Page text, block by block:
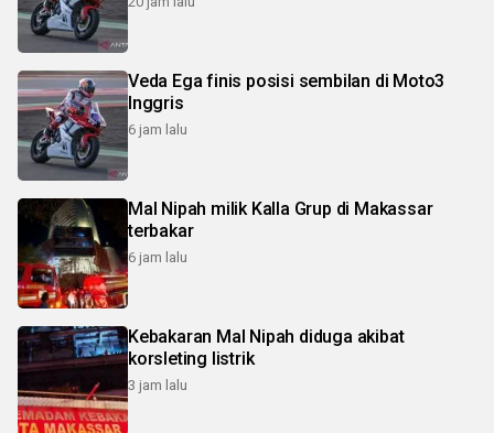
Veda Ega finis posisi sembilan di Moto3
Inggris
6 jam lalu
Mal Nipah milik Kalla Grup di Makassar
terbakar
6 jam lalu
Kebakaran Mal Nipah diduga akibat
korsleting listrik
3 jam lalu